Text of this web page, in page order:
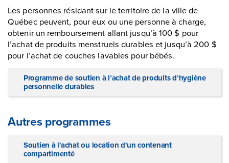
Les personnes résidant sur le territoire de la ville de
Québec peuvent, pour eux ou une personne à charge,
obtenir un remboursement allant jusqu’à 100 $ pour
l’achat de produits menstruels durables et jusqu’à 200 $
pour l’achat de couches lavables pour bébés.
Programme de soutien à l’achat de produits d’hygiène
personnelle durables
Autres programmes
Soutien à l'achat ou location d'un contenant
compartimenté